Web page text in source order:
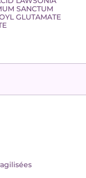
SANCTUM
GLUTAMATE